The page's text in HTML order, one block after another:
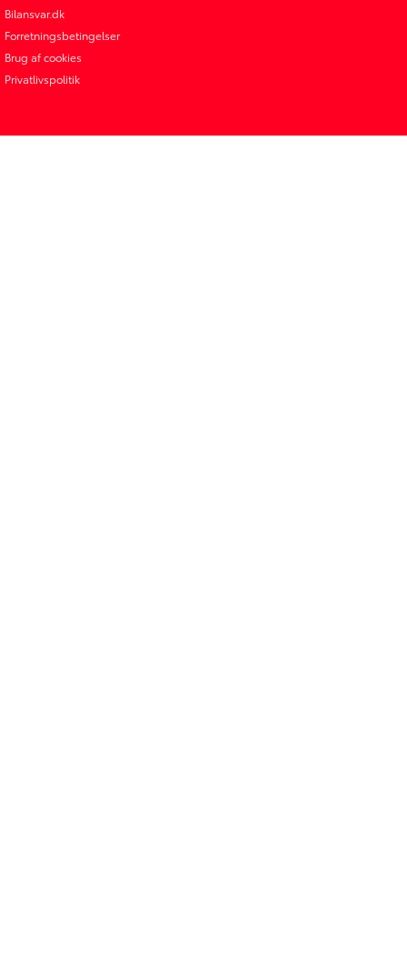
Bilansvar.dk
Forretningsbetingelser
Brug af cookies
Privatlivspolitik